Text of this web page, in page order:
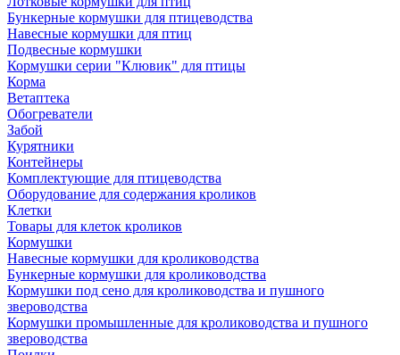
Бункерные кормушки для птицеводства
Навесные кормушки для птиц
Подвесные кормушки
Кормушки серии "Клювик" для птицы
Корма
Ветаптека
Обогреватели
Забой
Курятники
Контейнеры
Комплектующие для птицеводства
Оборудование для содержания кроликов
Клетки
Товары для клеток кроликов
Кормушки
Навесные кормушки для кролиководства
Бункерные кормушки для кролиководства
Кормушки под сено для кролиководства и пушного
звероводства
Кормушки промышленные для кролиководства и пушного
звероводства